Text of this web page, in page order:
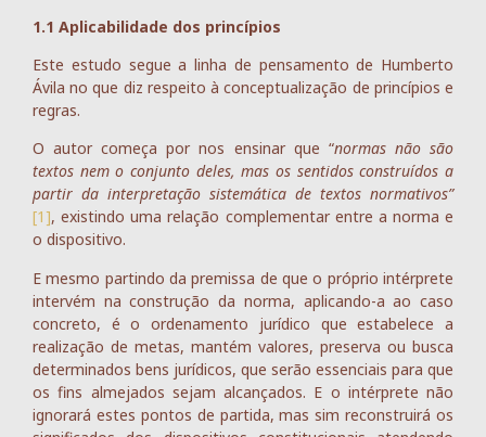
1.1 Aplicabilidade dos princípios
Este estudo segue a linha de pensamento de Humberto
Ávila no que diz respeito à conceptualização de princípios e
regras.
O autor começa por nos ensinar que “normas não são
textos nem o conjunto deles, mas os sentidos construídos a
partir da interpretação sistemática de textos normativos”
[1], existindo uma relação complementar entre a norma e
o dispositivo.
E mesmo partindo da premissa de que o próprio intérprete
intervém na construção da norma, aplicando-a ao caso
concreto, é o ordenamento jurídico que estabelece a
realização de metas, mantém valores, preserva ou busca
determinados bens jurídicos, que serão essenciais para que
os fins almejados sejam alcançados. E o intérprete não
ignorará estes pontos de partida, mas sim reconstruirá os